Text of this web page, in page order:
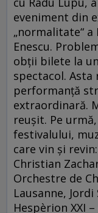
eveniment din
„normalitate“ a
Enescu.
obţii bilete la
spectacol. Asta
performanţă
extraordinară.
reuşit. Pe
festivalului,
care vin şi
Christian
Orchestre de
Lausanne, Jordi
Hespèrion XXI